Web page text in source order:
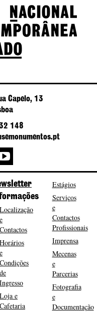
Capelo, 13
148
Localização
e
Contactos
Horários
e
Condições
de
Ingresso
Loja e
Cafetaria
Estágios
Serviços
e
Contactos
Profissionais
Imprensa
Mecenas
e
Parcerias
Fotografia
e
Documentação